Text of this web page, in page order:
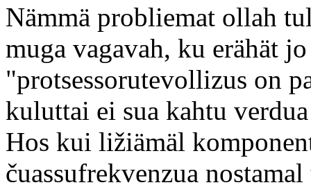
Nämmä probliemat ollah
muga vagavah, ku erähät
"protsessorutevollizus on
kuluttai ei sua kahtu
Hos kui ližiämäl
čuassufrekvenzua